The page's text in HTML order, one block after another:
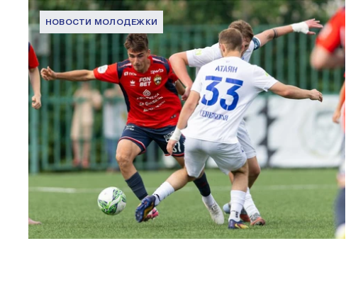
НОВОСТИ МОЛОДЕЖКИ
МФЛ. ПФК ЦСКА – Чертаново – 3:0
22 МАЯ 2026 15:02